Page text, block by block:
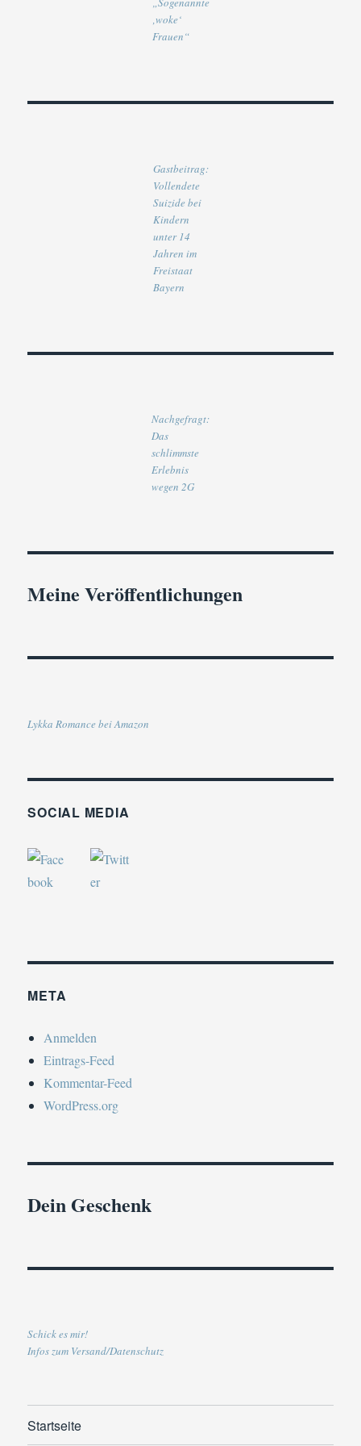
‚woke‘
Frauen“
Gastbeitrag:
Vollendete
Suizide bei
Kindern
unter 14
Jahren im
Freistaat
Bayern
Nachgefragt:
Das
schlimmste
Erlebnis
wegen 2G
Meine Veröffentlichungen
Lykka Romance bei Amazon
SOCIAL MEDIA
META
Anmelden
Eintrags-Feed
Kommentar-Feed
WordPress.org
Dein Geschenk
Schick es mir!
Infos zum Versand/Datenschutz
Startseite